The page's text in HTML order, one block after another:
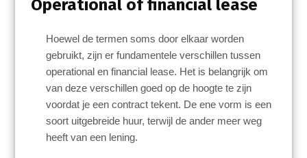
Operational of financial lease
Hoewel de termen soms door elkaar worden
gebruikt, zijn er fundamentele verschillen tussen
operational en financial lease. Het is belangrijk om
van deze verschillen goed op de hoogte te zijn
voordat je een contract tekent. De ene vorm is een
soort uitgebreide huur, terwijl de ander meer weg
heeft van een lening.